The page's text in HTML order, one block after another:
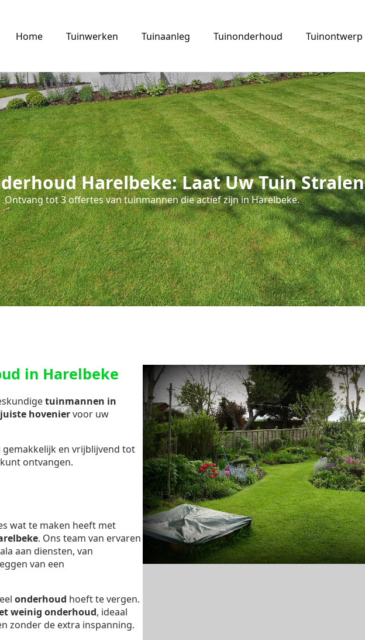
Home Tuinwerken Tuinaanleg Tuinonderhoud Tuinontwerp
Harelbeke: Laat Uw Tuin Stralen
Ontvang tot 3 offertes van tuinmannen die actief zijn in Harelbeke.
in Harelbeke
tuinmannen in
hoveniervoor uw
en vrijblijvend tot
kunt ontvangen.
wat te maken heeft met
. Ons team van ervaren
aan diensten, van
van een
onderhoud hoeft te vergen.
weinig onderhoud, ideaal
zonder de extra inspanning.